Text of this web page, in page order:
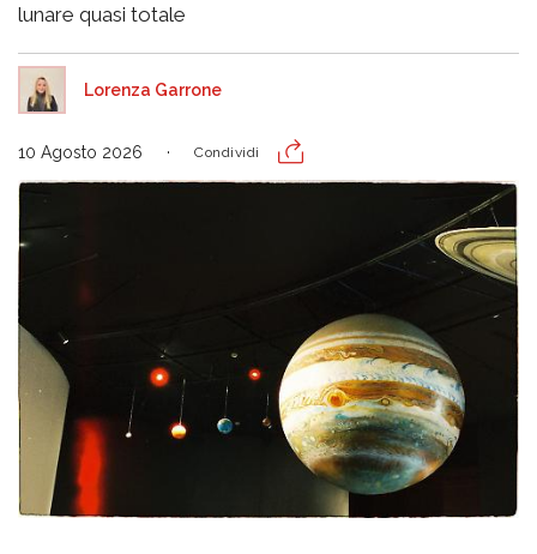
lunare quasi totale
Lorenza Garrone
10 Agosto 2026 Condividi